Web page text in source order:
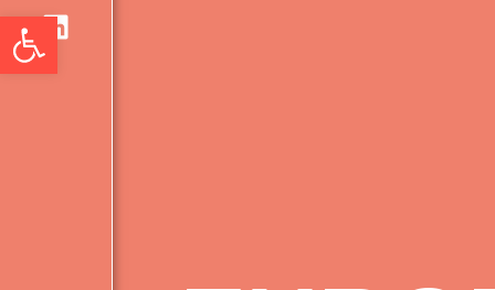
Abrir barra de herramientas